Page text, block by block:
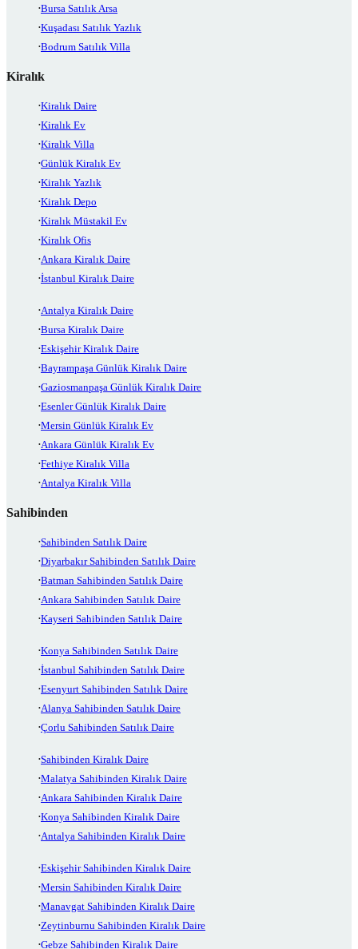
Bursa Satılık Arsa
Kuşadası Satılık Yazlık
Bodrum Satılık Villa
Kiralık
Kiralık Daire
Kiralık Ev
Kiralık Villa
Günlük Kiralık Ev
Kiralık Yazlık
Kiralık Depo
Kiralık Müstakil Ev
Kiralık Ofis
Ankara Kiralık Daire
İstanbul Kiralık Daire
Antalya Kiralık Daire
Bursa Kiralık Daire
Eskişehir Kiralık Daire
Bayrampaşa Günlük Kiralık Daire
Gaziosmanpaşa Günlük Kiralık Daire
Esenler Günlük Kiralık Daire
Mersin Günlük Kiralık Ev
Ankara Günlük Kiralık Ev
Fethiye Kiralık Villa
Antalya Kiralık Villa
Sahibinden
Sahibinden Satılık Daire
Diyarbakır Sahibinden Satılık Daire
Batman Sahibinden Satılık Daire
Ankara Sahibinden Satılık Daire
Kayseri Sahibinden Satılık Daire
Konya Sahibinden Satılık Daire
İstanbul Sahibinden Satılık Daire
Esenyurt Sahibinden Satılık Daire
Alanya Sahibinden Satılık Daire
Çorlu Sahibinden Satılık Daire
Sahibinden Kiralık Daire
Malatya Sahibinden Kiralık Daire
Ankara Sahibinden Kiralık Daire
Konya Sahibinden Kiralık Daire
Antalya Sahibinden Kiralık Daire
Eskişehir Sahibinden Kiralık Daire
Mersin Sahibinden Kiralık Daire
Manavgat Sahibinden Kiralık Daire
Zeytinburnu Sahibinden Kiralık Daire
Gebze Sahibinden Kiralık Daire